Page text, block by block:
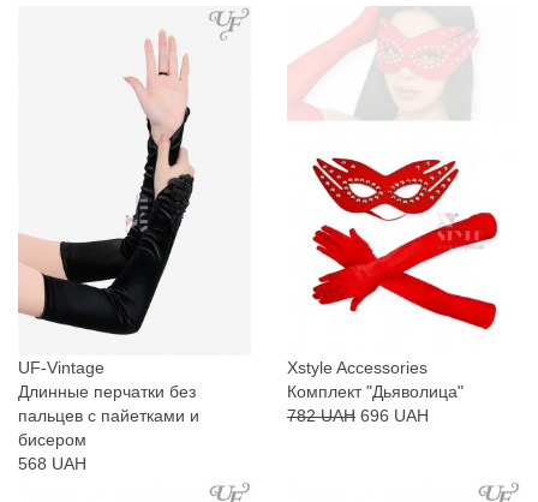
UF-Vintage
Длинные перчатки без
пальцев с пайетками и
бисером
568 UAH
Xstyle Accessories
Комплект "Дьяволица"
782 UAH 696 UAH